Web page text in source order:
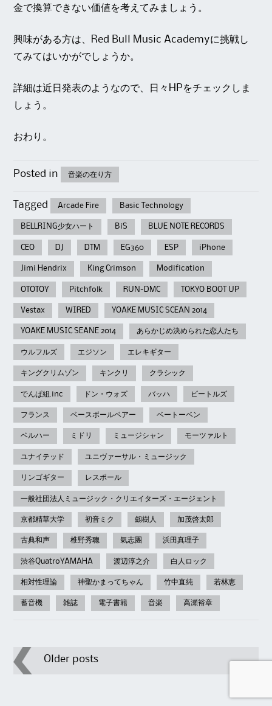
金で換算できない価値を考えてみましょう。
興味がある方は、Red Bull Music Academyに挑戦し
てみてはいかがでしょうか。
詳細は近日発表のようなので、日々HPをチェックしま
しょう。
おわり。
Posted in 音楽の在り方
Tagged Arcade Fire Basic Technology
BELLRING少女ハート BiS BLUE NOTE RECORDS
CEO DJ DTM EG360 ESP iPhone
Jimi Hendrix King Crimson Modification
OTOTOY Pitchfolk RUN-DMC TOKYO BOOT UP
Vestax WIRED YOAKE MUSIC SCEAN 2014
YOAKE MUSIC SEANE 2014 あらかじめ決められた恋人たち
ウルフルズ エジソン エレキギター
キングクリムゾン キンクリ クラシック
でんぱ組.inc ドン・ウォズ バッハ ビートルズ
フランス ベースボールベアー ベートーベン
ベルハー ミドリ ミュージシャン モーツァルト
ユナイテッド ユニヴァーサル・ミュージック
リンゴギター レスポール
一般社団法人ミュージック・クリエイターズ・エージェント
京都精華大学 初音ミク 劔樹人 加茂啓太郎
古典和声 椎野秀聰 氣志團 浜田真理子
渋谷QuatroYAMAHA 渡辺淳之介 白人ロック
相対性理論 神聖かまってちゃん 竹中直純 若林恵
蓄音機 雑誌 電子書籍 音楽 高瀬裕章
Post
navigation
Older posts